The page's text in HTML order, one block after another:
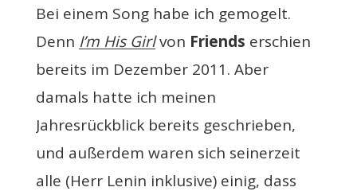
Bei einem Song habe ich gemogelt.
Denn I’m His Girlvon Friends erschien
bereits im Dezember 2011. Aber
damals hatte ich meinen
Jahresrückblick bereits geschrieben,
und außerdem waren sich seinerzeit
alle (Herr Lenin inklusive) einig, dass